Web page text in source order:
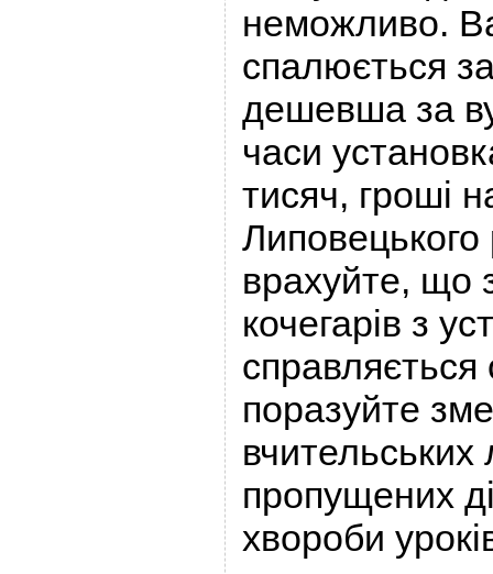
неможливо.
спалюється
дешевша за
часи
тисяч, гроші
врахуйте, що
кочегарів з
поразуйте
вчительських
пропущених
хвороби